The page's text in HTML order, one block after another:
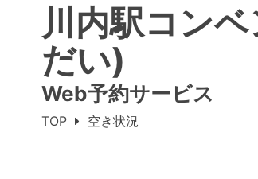
川内駅コン
だい)
Web予約サービス
TOP 空き状況